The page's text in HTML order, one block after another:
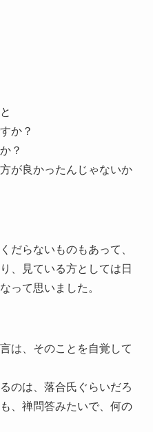
か？
？
が良かったんじゃないか
だらないものもあって、
、見ている方としては日
って思いました。
は、そのことを自覚して
のは、落合氏ぐらいだろ
、禅問答みたいで、何の